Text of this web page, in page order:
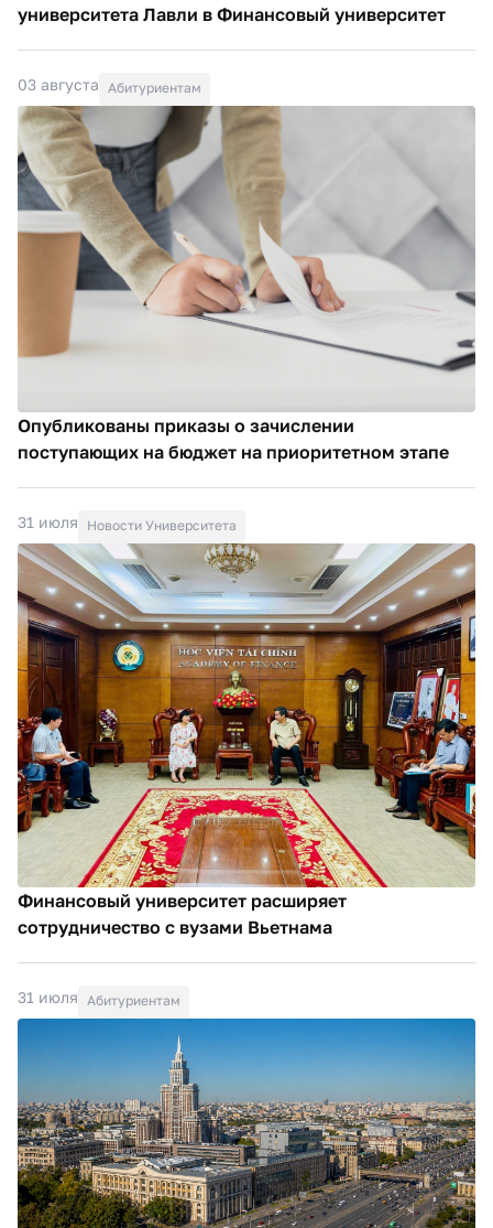
университета Лавли в Финансовый университет
03 августа Абитуриентам
Опубликованы приказы о зачислении
поступающих на бюджет на приоритетном этапе
31 июля Новости Университета
Финансовый университет расширяет
сотрудничество с вузами Вьетнама
31 июля Абитуриентам